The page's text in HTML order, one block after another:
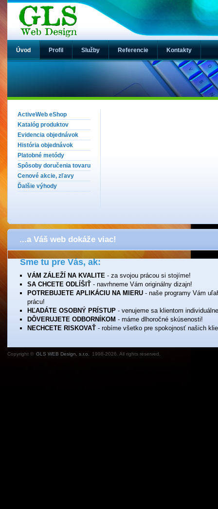
Úvod Profil Služby Referencie Kontakty
ActiveWeb eShop
Katalóg produktov
Evidencia objednávok
História objednávok
Platobné metódy
Spôsoby doručenia tovaru
Cenové akcie, zľavy
Ďalšie výhody
...a Váš web dokáže viac!
Sme tu pre Vás, ak:
VÁM ZÁLEŽÍ NA KVALITE - za svojou prácou si stojíme!
SA CHCETE ODLÍŠIŤ - navrhneme Vám originálny dizajn!
POTREBUJETE APLIKÁCIU NA MIERU - naše programy Vám
prácu!
HĽADÁTE OSOBNÝ PRÍSTUP - venujeme sa klientom
DÔVERUJETE ODBORNÍKOM - máme dlhoročné skúsenosti!
NECHCETE RISKOVAŤ - robíme všetko pre spokojnosť našich
Copyright © GLS WEB Design, s.r.o. 1998-2026. All rights reserved.